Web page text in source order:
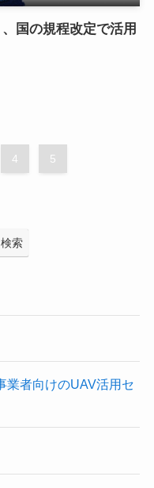
国の規程改定で活用
4 5
検索
業者向けのUAV活用セ